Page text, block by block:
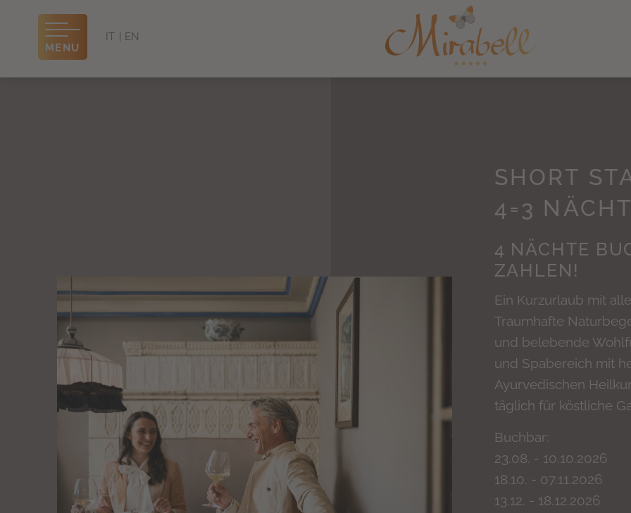
MENU
IT EN
SHORT
4=3
4 NÄCHTE
ZAHLEN!
Ein Kurzurlaub mit
Traumhafte
und belebende
und Spabereich mit
Ayurvedischen
täglich für köstliche
Buchbar:
23.08. - 10.10.2026
18.10. - 07.11.2026
13.12. - 18.12.2026